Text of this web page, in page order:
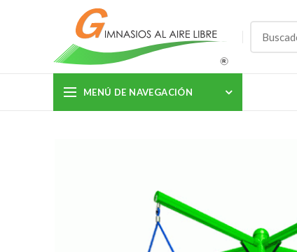
MENÚ DE NAVEGACIÓN